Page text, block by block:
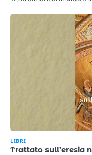
LIBRI
Trattato sull’eresia